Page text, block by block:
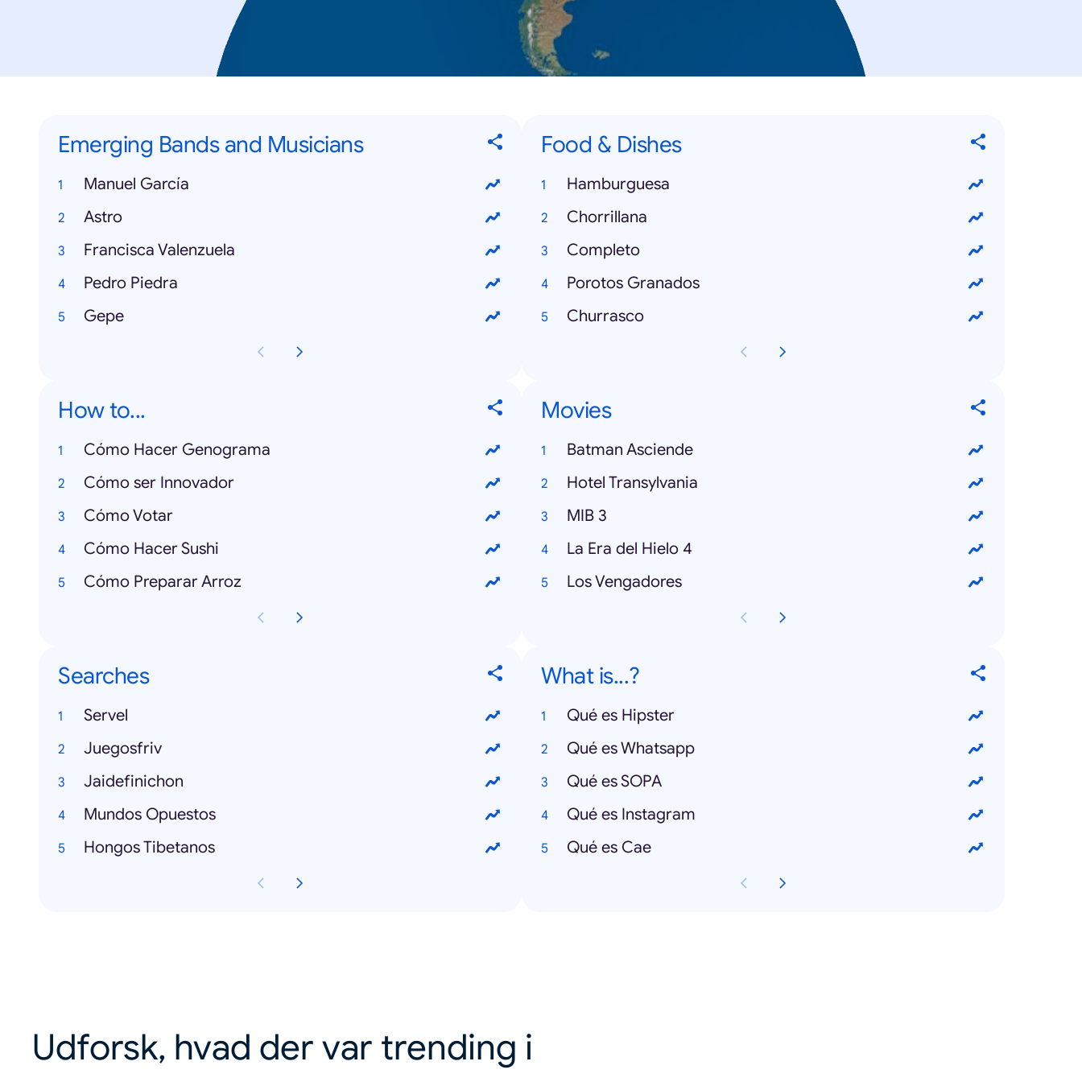
Emerging Bands and Musicians
Manuel García
Astro
Francisca Valenzuela
Pedro Piedra
Gepe
Food & Dishes
Hamburguesa
Chorrillana
Completo
Porotos Granados
Churrasco
How to...
Cómo Hacer Genograma
Cómo ser Innovador
Cómo Votar
Cómo Hacer Sushi
Cómo Preparar Arroz
Movies
Batman Asciende
Hotel Transylvania
MIB 3
La Era del Hielo 4
Los Vengadores
Searches
Servel
Juegosfriv
Jaidefinichon
Mundos Opuestos
Hongos Tibetanos
What is...?
Qué es Hipster
Qué es Whatsapp
Qué es SOPA
Qué es Instagram
Qué es Cae
Udforsk, hvad der var trending i